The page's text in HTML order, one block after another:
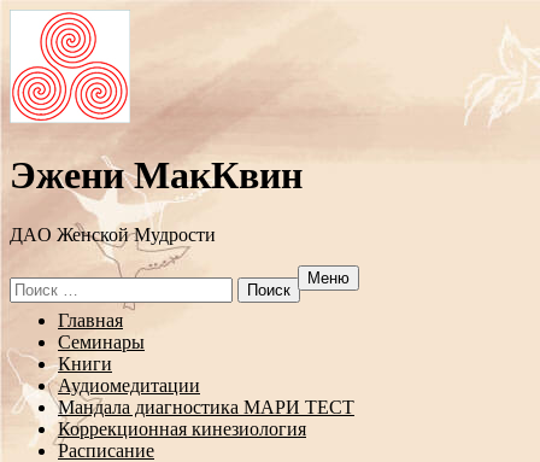
Эжени МакКвин
ДAO Женской Мудрости
Search
for:
Меню
Перейти
содержанию
Главная
Семинары
Книги
Аудиомедитации
Мандала диагностика МАРИ ТЕСТ
Коррекционная кинезиология
Расписание